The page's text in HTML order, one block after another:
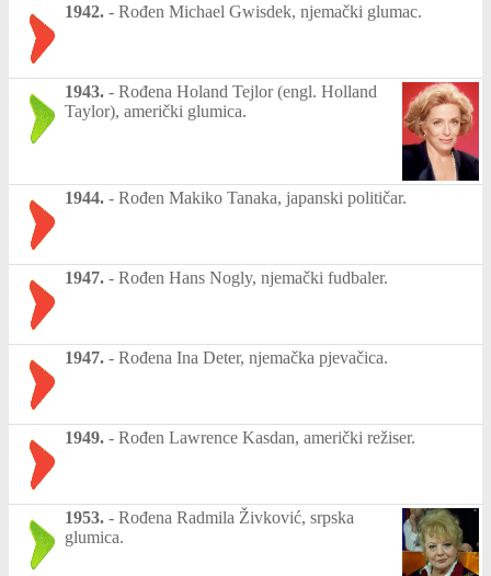
1942. - Rođen Michael Gwisdek, njemački glumac.
1943. - Rođena Holand Tejlor (engl. Holland
Taylor), američki glumica.
1944. - Rođen Makiko Tanaka, japanski političar.
1947. - Rođen Hans Nogly, njemački fudbaler.
1947. - Rođena Ina Deter, njemačka pjevačica.
1949. - Rođen Lawrence Kasdan, američki režiser.
1953. - Rođena Radmila Živković, srpska
glumica.